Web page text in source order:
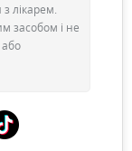
лікарем.
засобом і не